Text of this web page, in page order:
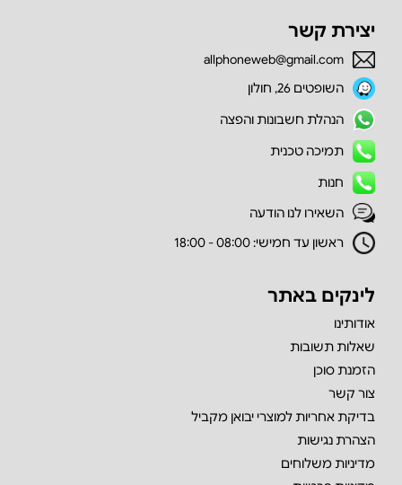
יצירת קשר
allphoneweb@gmail.com
השופטים 26, חולון
הנהלת חשבונות והפצה
תמיכה טכנית
חנות
השאירו לנו הודעה
ראשון עד חמישי: 08:00 - 18:00
לינקים באתר
אודותינו
שאלות תשובות
הזמנת סוכן
צור קשר
בדיקת אחריות למוצרי יבואן מקביל
הצהרת נגישות
מדיניות משלוחים